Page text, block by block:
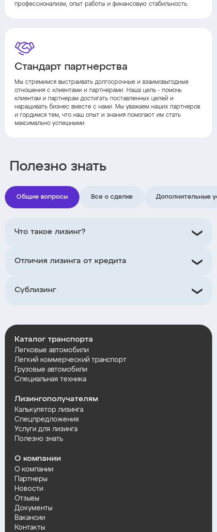
профессионализм, опыт работы и финансовую стабильность.
Стандарт партнерства
Мы стремимся выстраивать долгосрочные и взаимовыгодные
отношения с клиентами и партнерами. Наша цель - помочь
клиентам и партнерам достигать поставленных целей и
наращивать бизнес вместе с нами. Мы уважаем наших партнеров
и гордимся тем, что наш опыт и знания помогают им стать
максимально успешными
Полезно знать
Общие вопросы Все о сделке Дополнительные
Что такое лизинг?
Отличия лизинга от кредита
Сублизинг
Каталог транспорта
Легковые автомобили
Легкий коммерческий транспорт
Грузовые автомобили
Специальная техника
Лизингополучателям
Калькулятор лизинга
Спецпредложения
Услуги для лизинга
Полезно знать
О компании
О компании
Партнеры
Новости
Отзывы
Документы
Вакансии
Контакты